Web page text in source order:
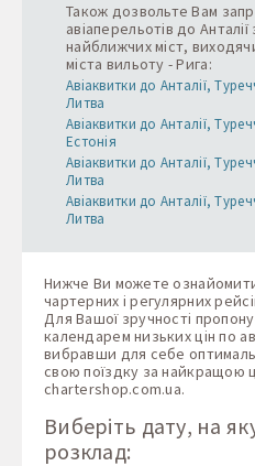
Також дозвольте Вам
авіаперельотів до
найближчих міст,
міста вильоту - Рига:
Авіаквитки до Анталії,
Литва
Авіаквитки до Анталії,
Естонія
Авіаквитки до Анталії,
Литва
Авіаквитки до Анталії,
Литва
Нижче Ви можете
чартерних і регулярних
Для Вашої зручності
календарем низьких цін по
вибравши для себе
свою поїздку за найкращою
chartershop.com.ua.
Виберіть дату, на
розклад: